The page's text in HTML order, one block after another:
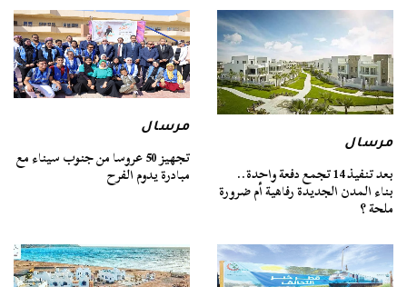
مرسال
بعد تنفيذ 14 تجمع دفعة واحدة..
بناء المدن الجديدة رفاهية أم ضرورة
ملحة ؟
مرسال
تجهيز 50 عروسا من جنوب سيناء مع
مبادرة يدوم الفرح